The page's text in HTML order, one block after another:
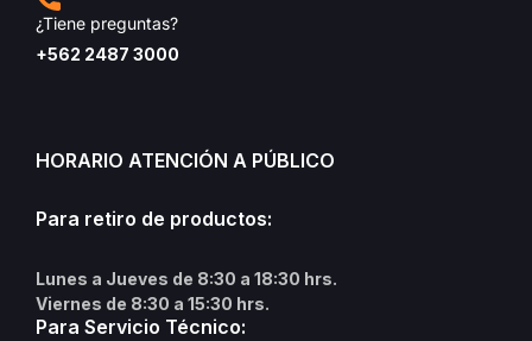
¿Tiene preguntas?
+562 2487 3000
HORARIO ATENCIÓN A PÚBLICO
Para retiro de productos:
Lunes a Jueves de 8:30 a 18:30 hrs.
Viernes de 8:30 a 15:30 hrs.
Para Servicio Técnico: